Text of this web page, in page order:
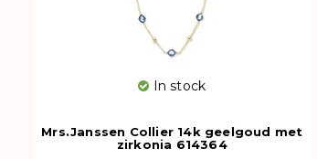
In stock
Mrs.Janssen Collier 14k geelgoud met
zirkonia 614364